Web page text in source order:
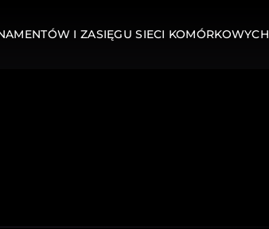
I ZASIĘGU SIECI KOMÓRKOWYCH